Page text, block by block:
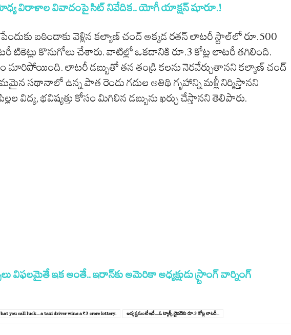
విరాళాల వివాదంపై సిట్‌ నివేదిక.. యోగీ యాక్షన్‌ షూరూ.!
బఠిండాకు వెళ్లిన కల్యాణ్ చంద్ అక్కడ రతన్ లాటరీ స్టాల్‌లో రూ.500
టికెట్లు కొనుగోలు చేశారు. వాటిల్లో ఒకదానికి రూ.3 కోట్ల లాటరీ తగిలింది.
మారిపోయింది. లాటరీ డబ్బుతో తన తండ్రి కలను నెరవేర్చుతానని కల్యాణ్ చంద్
సథానాలో ఉన్న పాత రెండు గదుల అతిథి గృహాన్ని మళ్లీ నిర్మిస్తానని
పిల్లల విద్య, భవిష్యత్తు కోసం మిగిలిన డబ్బును ఖర్చు చేస్తానని తెలిపారు.
విఫలమైతే ఇక అంతే.. ఇరాన్‌కు అమెరికా అధ్యక్షుడు స్ర్టాంగ్‌ వార్నింగ్‌
you call luck... a taxi driver wins a ₹3 crore lottery. అదృష్ట‌మంటే ఇదే....ఓ ట్యాక్సీ డ్రైవ‌ర్‌కు రూ.3 కోట్ల లాట‌రీ...